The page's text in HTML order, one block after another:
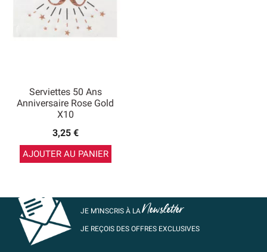
Serviettes 50 Ans
Anniversaire Rose Gold
X10
3,25 €
AJOUTER AU PANIER
JE M’INSCRIS À LANewsletter
JE REÇOIS DES OFFRES EXCLUSIVES